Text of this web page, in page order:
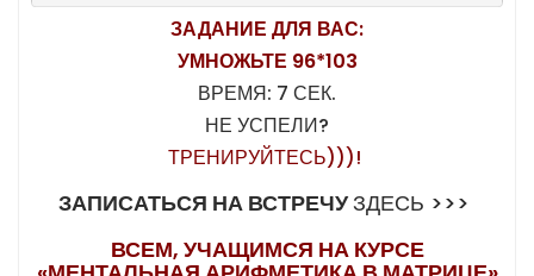
ЗАДАНИЕ ДЛЯ ВАС:
УМНОЖЬТЕ 96*103
ВРЕМЯ: 7 СЕК.
НЕ УСПЕЛИ?
ТРЕНИРУЙТЕСЬ)))!
ЗАПИСАТЬСЯ НА ВСТРЕЧУЗДЕСЬ >>>
ВСЕМ, УЧАЩИМСЯ НА КУРСЕ